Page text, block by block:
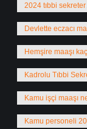
2024 tıbbi sekreter
Devlette eczacı
Hemşire maaşı
Kadrolu Tıbbi
Kamu işçi maaşı
Kamu personeli